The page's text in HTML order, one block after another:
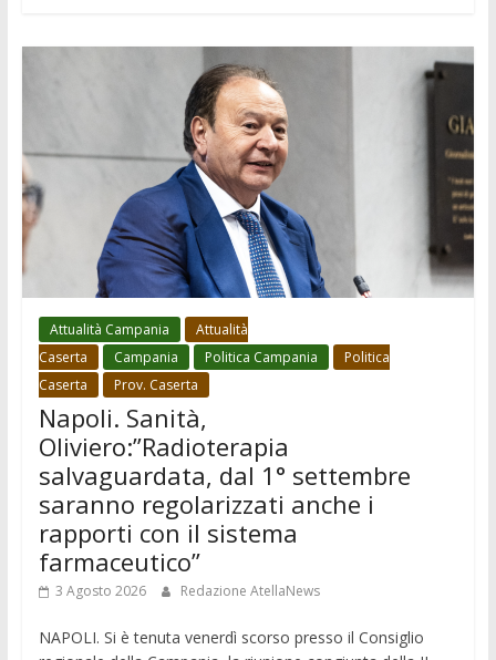
Attualità Campania
Attualità
Caserta
Campania Politica Campania
Politica
Caserta
Prov. Caserta
Napoli. Sanità,
Oliviero:”Radioterapia
salvaguardata, dal 1° settembre
saranno regolarizzati anche i
rapporti con il sistema
farmaceutico”
3 Agosto 2026 Redazione AtellaNews
NAPOLI. Si è tenuta venerdì scorso presso il Consiglio